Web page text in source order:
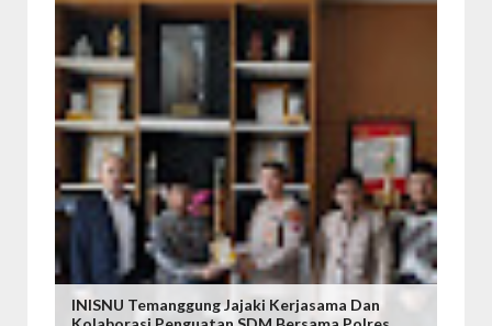
INISNU Temanggung Jajaki Kerjasama Dan